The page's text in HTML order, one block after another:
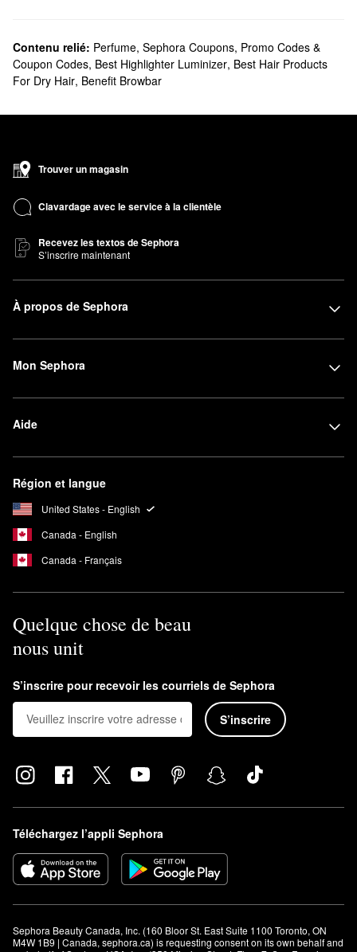
Contenu relié: Perfume, Sephora Coupons, Promo Codes &
Coupon Codes, Best Highlighter Luminizer, Best Hair Products
For Dry Hair, Benefit Browbar
Trouver un magasin
Clavardage avec le service à la clientèle
Recevez les textos de Sephora
S’inscrire maintenant
À propos de Sephora
Mon Sephora
Aide
Région et langue
United States - English
Canada - English
Canada - Français
Quelque chose de beau
nous unit
S’inscrire pour recevoir les courriels de Sephora
S’inscrire
Téléchargez l’appli Sephora
Sephora Beauty Canada, Inc. (160 Bloor St. East Suite 1100 Toronto, ON
M4W 1B9 | Canada, sephora.ca) is requesting consent on its own behalf and